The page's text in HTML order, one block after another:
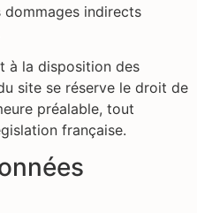
dommages indirects
à la disposition des
site se réserve le droit de
préalable, tout
française.